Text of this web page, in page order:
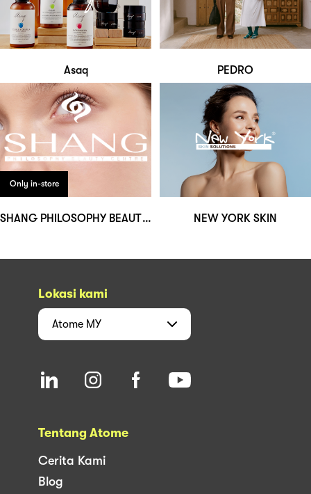
Asaq PEDRO
Only in-store
SHANG PHILOSOPHY BEAUTY HOUSE NEW YORK SKIN
Lokasi kami
Atome MY
Tentang Atome
Cerita Kami
Blog